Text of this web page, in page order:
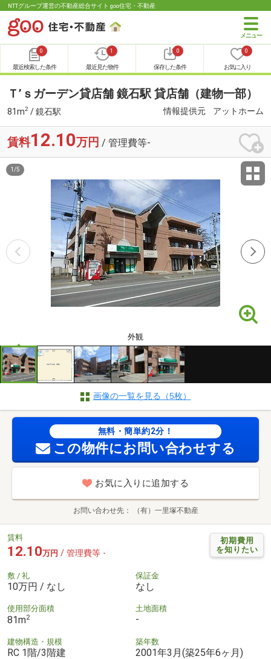
NTTグループ運営の不動産総合サイト goo住宅・不動産
0
最近検索した条件
1
最近見た物件
0
保存した条件
0
お気に入り
Ｔ’ｓガーデン貸店舗 鏡石駅 貸店舗（建物一部）
81m2 / 鏡石駅 情報提供元 アットホーム
賃料12.10万円 / 管理費等-
外観
1 /5
画像の一覧を見る（5枚）
無料・簡単約2分！
この物件にお問い合わせする
お気に入りに追加する
お問い合わせ先 （有）一里塚不動産
初期費用
を知りたい
賃料
12.10万円 / 管理費等 -
敷 / 礼
10万円 / なし
保証金
なし
使用部分面積
81m2
土地面積
-
建物構造・規模
RC 1階/3階建
築年数
2001年3月(築25年6ヶ月)